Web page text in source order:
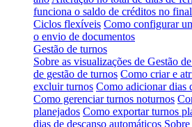
funciona o saldo de créditos no
Ciclos flexíveis Como configurar
o envio de documentos
Gestão de turnos
Sobre as visualizações de Gestão
de gestão de turnos Como criar e
excluir turnos Como adicionar dias
Como gerenciar turnos noturnos
planejados Como exportar turnos
dias de descanso automáticos